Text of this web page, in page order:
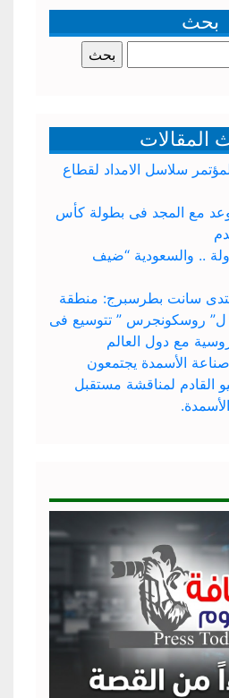
بحث
المقالات
لمؤتمر سلاسل الامداد لقطاع
مع المجد فى بطولة كأس
دولة .. والسعودية “ضيف
سانت بطرسبرج: منطقة
ل” روسكونجرس ” تتوسيع فى
مع دول العالم
الأسمدة يجتمعون
16 يونيو القادم لمناقشة مستقبل